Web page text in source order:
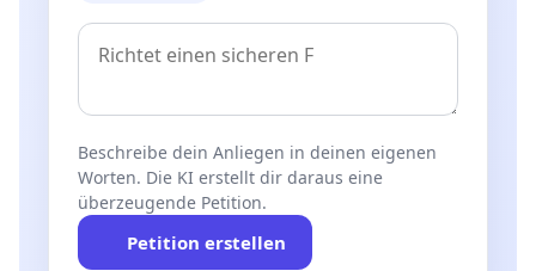
irgendwann mal die Saison zu Ende gehen sollte.
An der Stelle sei ein Seitenblick gestattet: Man stelle
sich vor, die Fußball-Bundesliga würde ihre Saison
um vier Wochen verlängern und dabei mit der
Fußball-Weltmeisterschaft kollidieren!? Das würde
niemals passieren!
Beschreibe dein Anliegen in deinen eigenen
Worten. Die KI erstellt dir daraus eine
überzeugende Petition.
Petition erstellen